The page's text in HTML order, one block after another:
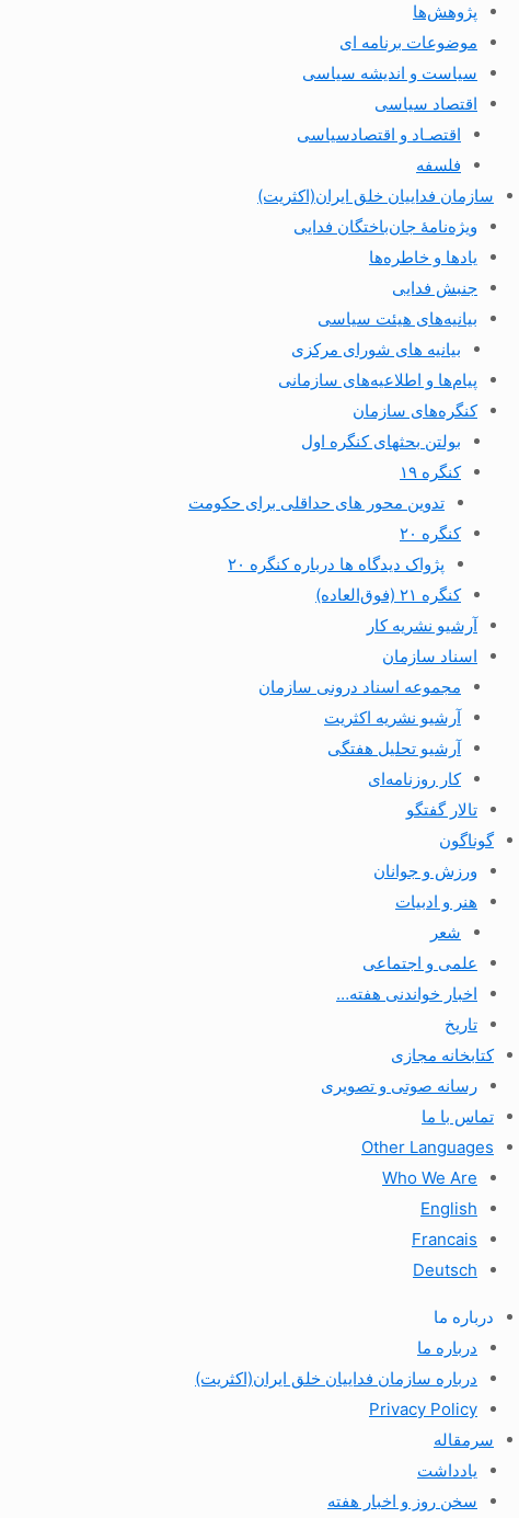
پژوهش‌ها
موضوعات برنامه ای
سیاست و اندیشه سیاسی
اقتصاد سیاسی
اقتصـاد و اقتصاد‌سیاسی
فلسفه
سازمان فداییان خلق ایران(اکثریت)
ویژه‌نامهٔ جان‌باختگان فدایی
یادها و خاطره‌ها
جنبش فدایی
بیانیه‌های هیئت سیاسی
بیانیه های شورای مرکزی
پیام‌ها و اطلاعیه‌های سازمانی
کنگره‌های سازمان
بولتن بحثهای کنگره اول
کنگره ۱۹
تدوین محور های حداقلی برای حکومت
کنگره ۲۰
پژواک دیدگاه ها درباره کنگره ۲۰
کنگره ۲۱ (فوق‌العاده)
آرشیو نشریه کار
اسناد سازمان
مجموعه اسناد درونی سازمان
آرشیو نشریه اکثریت
آرشیو تحلیل هفتگی
کار روزنامه‌ای
تالار گفتگو
گوناگون
ورزش و جوانان
هنر و ادبیات
شعر
علمی و اجتماعی
اخبار خواندنی هفته…
تاریخ
کتابخانه مجازی
رسانه صوتی و تصویری
تماس با ما
Other Languages
Who We Are
English
Francais
Deutsch
درباره ما
درباره ما
درباره سازمان فداییان خلق ایران(اکثریت)
Privacy Policy
سرمقاله
یادداشت
سخن روز و اخبار هفته